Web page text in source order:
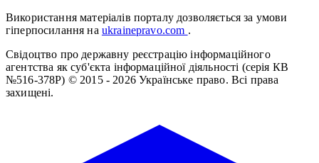
Використання матеріалів порталу дозволяється за умови
гіперпосилання на ukrainepravo.com .
Свідоцтво про державну реєстрацію інформаційного
агентства як суб'єкта інформаційної діяльності (серія КВ
№516-378Р) © 2015 - 2026 Українське право. Всі права
захищені.